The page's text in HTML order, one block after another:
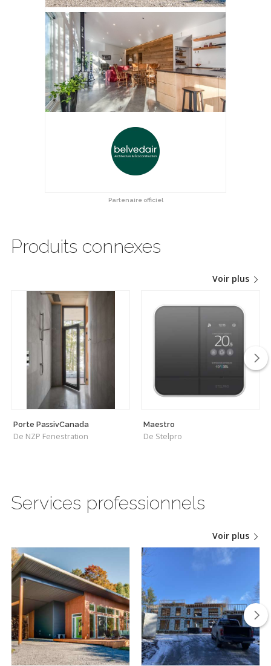
Partenaire officiel
Produits connexes
Voir plus
Porte PassivCanada
De NZP Fenestration
Maestro
De Stelpro
Services professionnels
Voir plus